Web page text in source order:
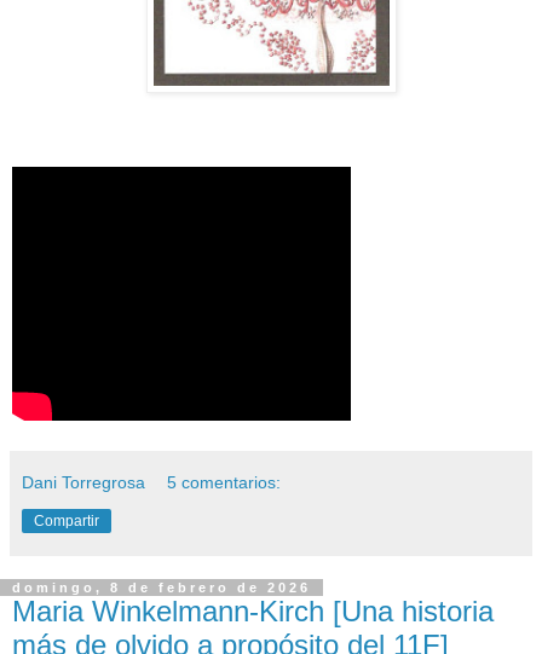
Dani Torregrosa 5 comentarios:
Compartir
domingo, 8 de febrero de 2026
Maria Winkelmann-Kirch [Una historia
más de olvido a propósito del 11F]